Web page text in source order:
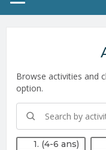
Browse activities and
option.
1. (4-6 ans)